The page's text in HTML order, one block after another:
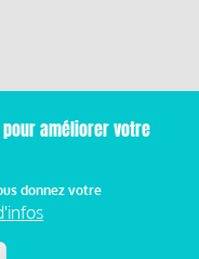
par
améliorer votre
donnez votre